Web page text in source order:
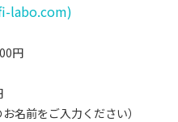
labo.com)
円
名前をご入力ください）